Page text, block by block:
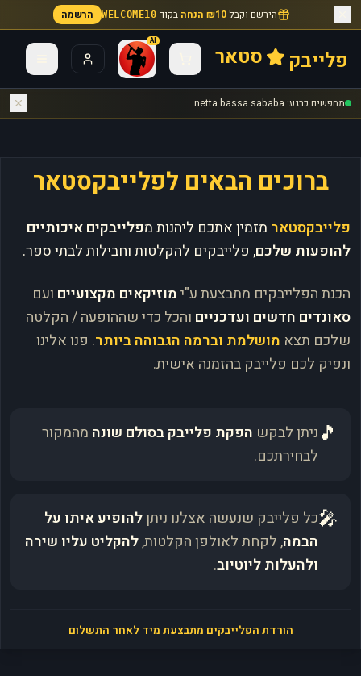
הירשם וקבל₪10 הנחה בקוד WELCOME10 הרשמה
פלייבק סטאר
AI
מחפשים כרגע: netta bassa sababa
ברוכים הבאים לפלייבקסטאר
פלייבקסטאר מזמין אתכם ליהנות מפלייבקים איכותיים
להופעות שלכם, פלייבקים להקלטות וחבילות לבתי ספר.
הכנת הפלייבקים מתבצעת ע"ימוזיקאים מקצועיים ועם
סאונדים חדשים ועדכניים והכל כדי שההופעה / הקלטה
שלכם תצא מושלמת וברמה הגבוהה ביותר. פנו אלינו
ונפיק לכם פלייבק בהזמנה אישית.
🎵ניתן לבקש הפקת פלייבק בסולם שונה מהמקור
לבחירתכם.
🎤כל פלייבק שנעשה אצלנו ניתןלהופיע איתו על
הבמה, לקחת לאולפן הקלטות,להקליט עליו שירה
ולהעלות ליוטיוב.
הורדת הפלייבקים מתבצעת מיד לאחר התשלום